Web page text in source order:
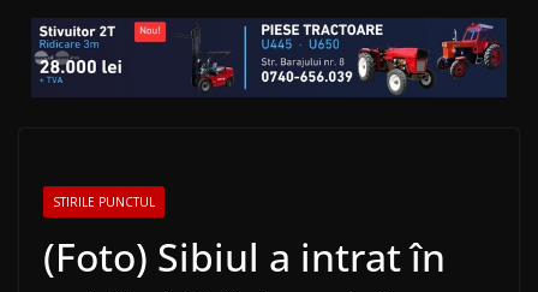
STIRILE PUNCTUL
(Foto) Sibiul a intrat în